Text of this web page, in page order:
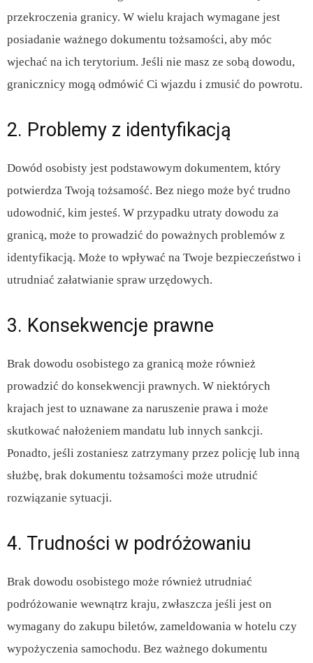
przekroczenia granicy. W wielu krajach wymagane jest
posiadanie ważnego dokumentu tożsamości, aby móc
wjechać na ich terytorium. Jeśli nie masz ze sobą dowodu,
granicznicy mogą odmówić Ci wjazdu i zmusić do powrotu.
2. Problemy z identyfikacją
Dowód osobisty jest podstawowym dokumentem, który
potwierdza Twoją tożsamość. Bez niego może być trudno
udowodnić, kim jesteś. W przypadku utraty dowodu za
granicą, może to prowadzić do poważnych problemów z
identyfikacją. Może to wpływać na Twoje bezpieczeństwo i
utrudniać załatwianie spraw urzędowych.
3. Konsekwencje prawne
Brak dowodu osobistego za granicą może również
prowadzić do konsekwencji prawnych. W niektórych
krajach jest to uznawane za naruszenie prawa i może
skutkować nałożeniem mandatu lub innych sankcji.
Ponadto, jeśli zostaniesz zatrzymany przez policję lub inną
służbę, brak dokumentu tożsamości może utrudnić
rozwiązanie sytuacji.
4. Trudności w podróżowaniu
Brak dowodu osobistego może również utrudniać
podróżowanie wewnątrz kraju, zwłaszcza jeśli jest on
wymagany do zakupu biletów, zameldowania w hotelu czy
wypożyczenia samochodu. Bez ważnego dokumentu